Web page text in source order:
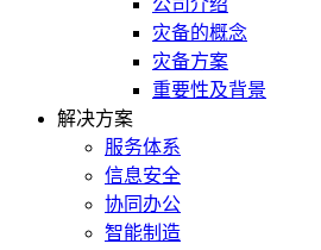
公司介绍
灾备的概念
灾备方案
重要性及背景
解决方案
服务体系
信息安全
协同办公
智能制造